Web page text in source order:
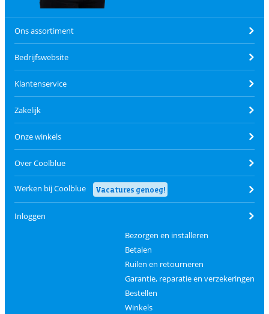
Ons assortiment
Bedrijfswebsite
Klantenservice
Zakelijk
Onze winkels
Over Coolblue
Werken bij Coolblue Vacatures genoeg!
Inloggen
Bezorgen en installeren
Betalen
Ruilen en retourneren
Garantie, reparatie en verzekeringen
Bestellen
Winkels